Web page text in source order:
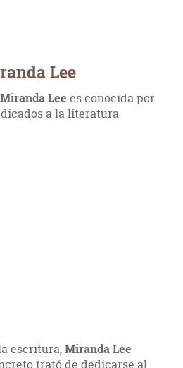
Lee
Miranda Lee es conocida por
a la literatura
escritura,Miranda Lee
trató de dedicarse al